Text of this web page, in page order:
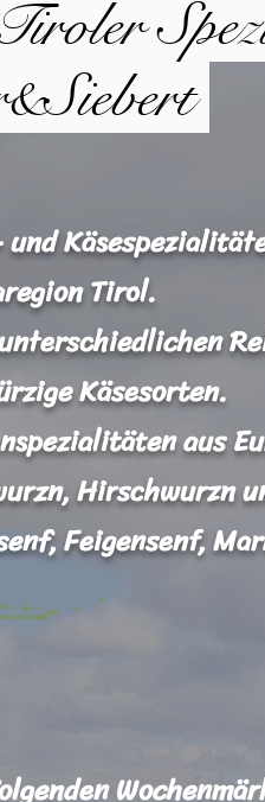
Tirol.
Käsesorten.
aus
Hirschwurzn
Feigensenf,